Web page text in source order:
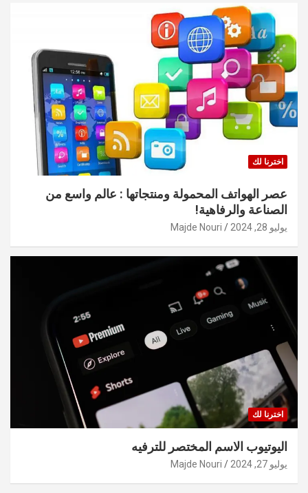
اخترنا لك
عصر الهواتف المحمولة ومنتجاتها : عالم واسع من
الصناعة والرفاهية!
يوليو 28, 2024 Majde Nouri
اخترنا لك
اليوتيوب الاسم المختصر للترفيه
يوليو 27, 2024 Majde Nouri